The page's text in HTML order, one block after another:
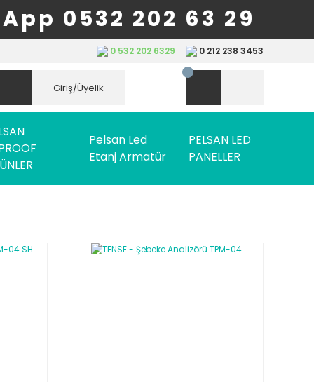
0532 202 63 29
0 532 202 6329 0 212 238 3453
Giriş/Üyelik
Pelsan Led
Etanj Armatür
PELSAN LED
PANELLER